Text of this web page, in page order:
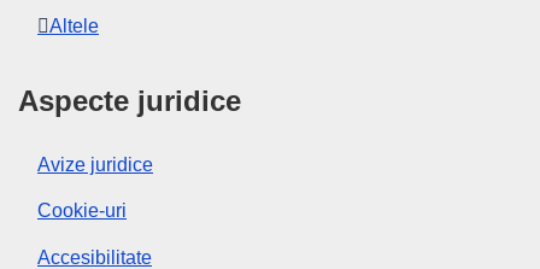
Altele
Aspecte juridice
Avize juridice
Cookie-uri
Accesibilitate